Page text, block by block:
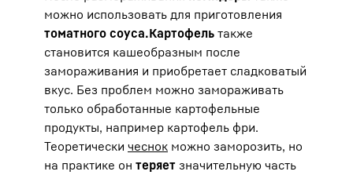
можно использовать для приготовления
томатного соуса.Картофель также
становится кашеобразным после
замораживания и приобретает сладковатый
вкус. Без проблем можно замораживать
только обработанные картофельные
продукты, например картофель фри.
Теоретически чеснок можно заморозить, но
на практике он теряет значительную часть